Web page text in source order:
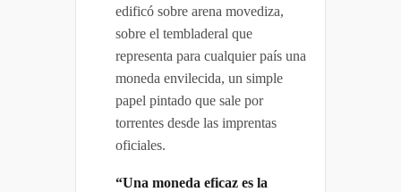
edificó sobre arena movediza,
sobre el tembladeral que
representa para cualquier país una
moneda envilecida, un simple
papel pintado que sale por
torrentes desde las imprentas
oficiales.
“Una moneda eficaz es la